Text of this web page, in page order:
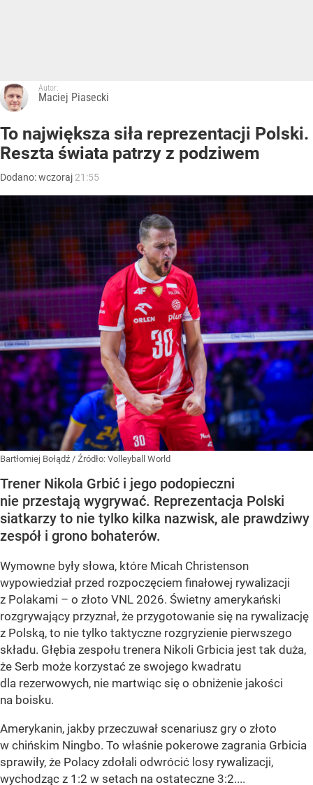
Autor:
Maciej Piasecki
To największa siła reprezentacji Polski.
Reszta świata patrzy z podziwem
Dodano:wczoraj 21:55
Bartłomiej Bołądź / Źródło: Volleyball World
Trener Nikola Grbić i jego podopieczni
nie przestają wygrywać. Reprezentacja Polski
siatkarzy to nie tylko kilka nazwisk, ale prawdziwy
zespół i grono bohaterów.
Wymowne były słowa, które Micah Christenson
wypowiedział przed rozpoczęciem finałowej rywalizacji
z Polakami – o złoto VNL 2026. Świetny amerykański
rozgrywający przyznał, że przygotowanie się na rywalizację
z Polską, to nie tylko taktyczne rozgryzienie pierwszego
składu. Głębia zespołu trenera Nikoli Grbicia jest tak duża,
że Serb może korzystać ze swojego kwadratu
dla rezerwowych, nie martwiąc się o obniżenie jakości
na boisku.
Amerykanin, jakby przeczuwał scenariusz gry o złoto
w chińskim Ningbo. To właśnie pokerowe zagrania Grbicia
sprawiły, że Polacy zdołali odwrócić losy rywalizacji,
wychodząc z 1:2 w setach na ostateczne 3:2....